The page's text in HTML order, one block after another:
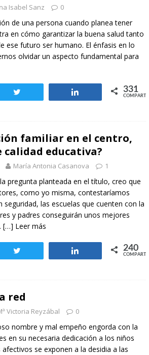
Isabel Sanz 0
de una persona cuando planea tener
en cómo garantizar la buena salud tanto
ese futuro ser humano. El énfasis en lo
olvidar un aspecto fundamental para
Compartir 331
COMPARTIR
familiar en el centro,
calidad educativa?
María Antonia Casanova 1
pregunta planteada en el título, creo que
como yo misma, contestaríamos
seguridad, las escuelas que cuenten con la
y padres conseguirán unos mejores
[…] Leer más
Compartir 240
COMPARTIR
red
Victoria Reyzábal 0
nombre y mal empeño engorda con la
en su necesaria dedicación a los niños
se exponen a la desidia a las